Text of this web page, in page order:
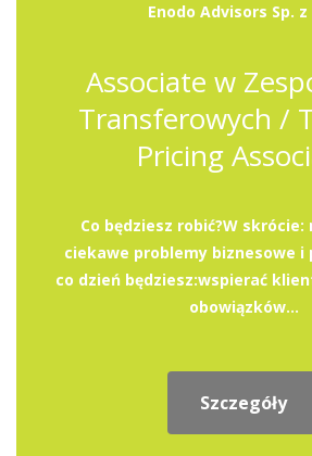
Enodo Advisors Sp. z
Associate w
Transferowych /
Pricing
Co będziesz robić?W skrócie:
ciekawe problemy biznesowe i
co dzień będziesz:wspierać
obowiązków...
Szczegóły